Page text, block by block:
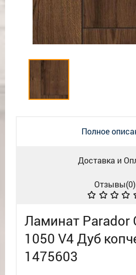
Полное
Доставка и
Отзывы(0)
Ламинат Parador
1050 V4 Дуб
1475603